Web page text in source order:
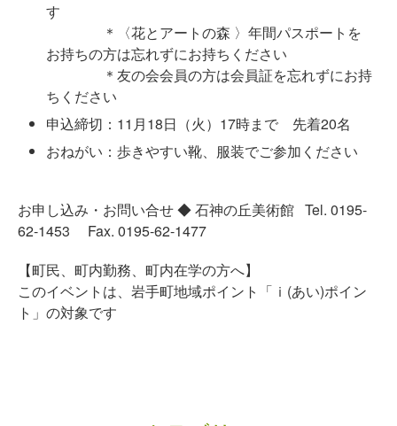
す
＊〈花とアートの森 〉年間パスポートを
お持ちの方は忘れずにお持ちください
＊友の会会員の方は会員証を忘れずにお持
ちください
申込締切：11月18日（火）17時まで 先着20名
おねがい：歩きやすい靴、服装でご参加ください
お申し込み・お問い合せ ◆ 石神の丘美術館 Tel. 0195-
62-1453 Fax. 0195-62-1477
【町民、町内勤務、町内在学の方へ】
このイベントは、岩手町地域ポイント「ｉ(あい)ポイン
ト」の対象です